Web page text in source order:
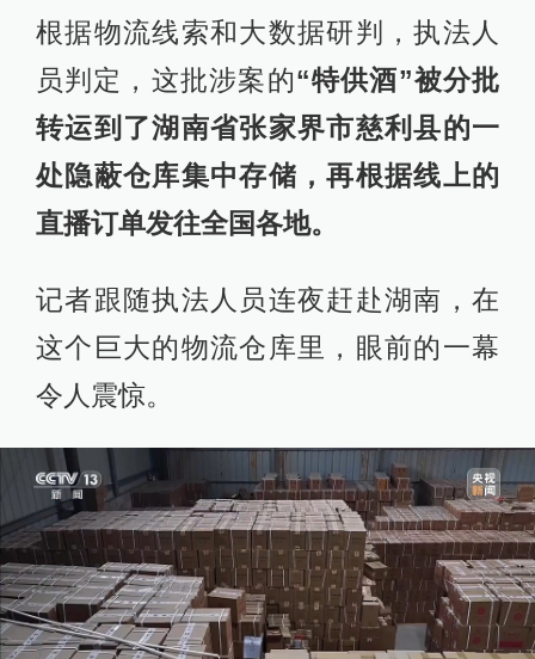
根据物流线索和大数据研判，执法人
员判定，这批涉案的“特供酒”被分批
转运到了湖南省张家界市慈利县的一
处隐蔽仓库集中存储，再根据线上的
直播订单发往全国各地。
记者跟随执法人员连夜赶赴湖南，在
这个巨大的物流仓库里，眼前的一幕
令人震惊。